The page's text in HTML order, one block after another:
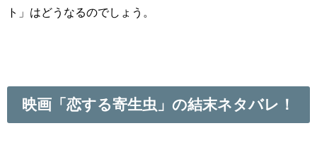
ト」はどうなるのでしょう。
映画「恋する寄生虫」の結末ネタバレ！